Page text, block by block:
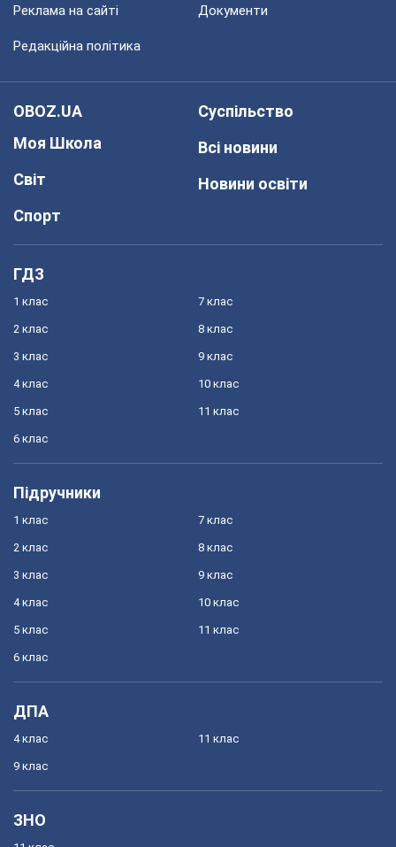
Реклама на сайті Документи
Редакційна політика
OBOZ.UA
Моя Школа
Світ
Спорт
Суспільство
Всі новини
Новини освіти
ГДЗ
1 клас
2 клас
3 клас
4 клас
5 клас
6 клас
7 клас
8 клас
9 клас
10 клас
11 клас
Підручники
1 клас
2 клас
3 клас
4 клас
5 клас
6 клас
7 клас
8 клас
9 клас
10 клас
11 клас
ДПА
4 клас
9 клас
11 клас
ЗНО